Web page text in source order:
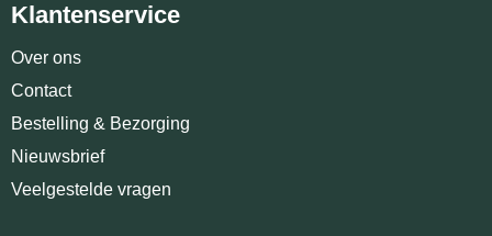
Klantenservice
Over ons
Contact
Bestelling & Bezorging
Nieuwsbrief
Veelgestelde vragen